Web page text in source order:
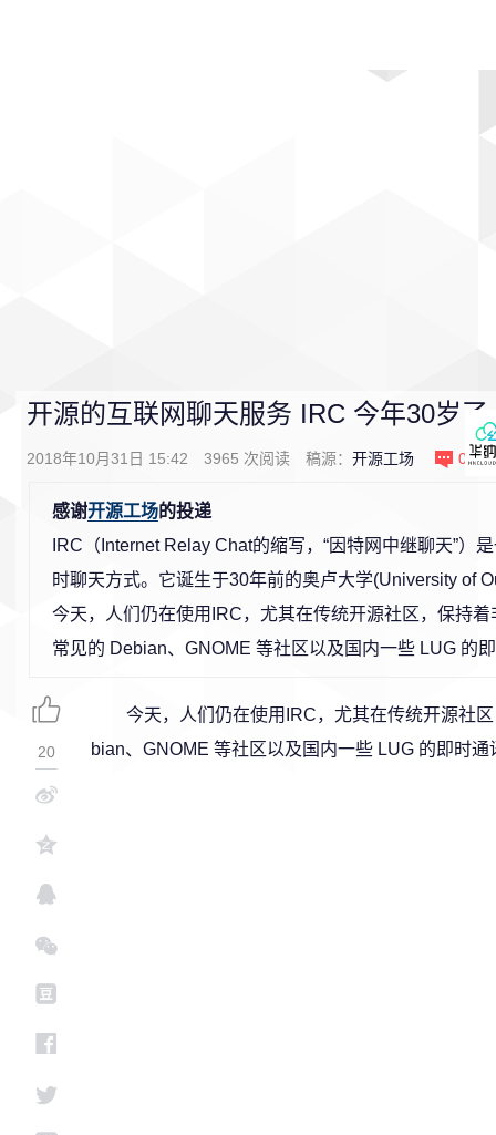
开源的互联网聊天服务 IRC 今年30岁了
2018年10月31日 15:42 3965 次阅读 稿源： 开源工场 0条
感谢开源工场的投递
IRC（Internet Relay Chat的缩写，“因特网中继聊天”）
时聊天方式。它诞生于30年前的奥卢大学(University of
今天，人们仍在使用IRC，尤其在传统开源社区，保持
常见的 Debian、GNOME 等社区以及国内一些 LUG 的
今天，人们仍在使用IRC，尤其在传统开源社
bian、GNOME 等社区以及国内一些 LUG 的即时通
20